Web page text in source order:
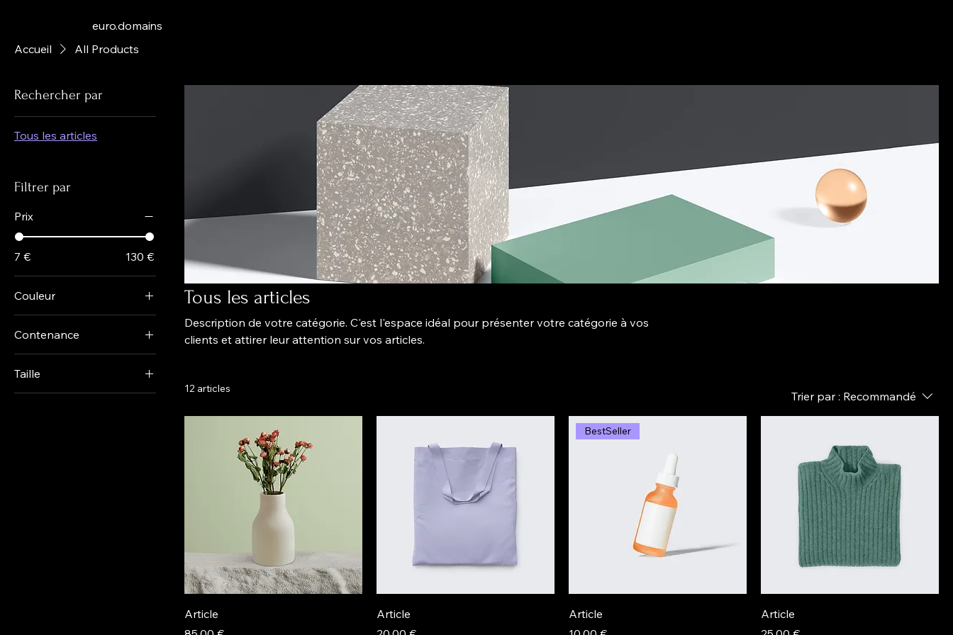
euro.domains
Accueil
All Products
Rechercher par
Tous les articles
Filtrer par
Prix
7 € 130 €
Couleur
Contenance
500 ml
Taille
Tous les articles
Description de votre catégorie. C'est l'espace idéal pour présenter votre catégorie à vos
clients et attirer leur attention sur vos articles.
12 articles
Trier par : Recommandé
Article
Article
BestSeller
Article
Article